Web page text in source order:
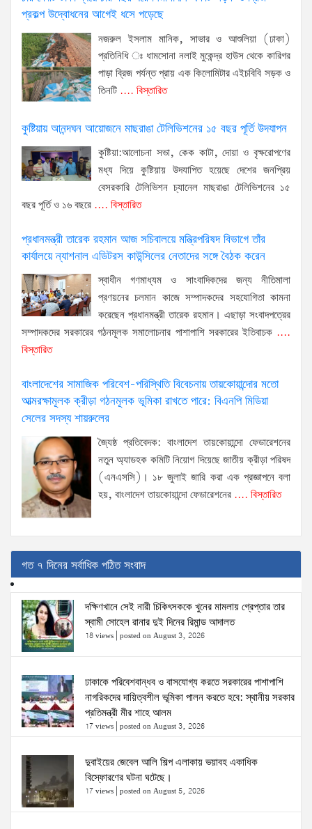
প্রকল্প উদ্বোধনের আগেই ধসে পড়েছে
নজরুল ইসলাম মানিক, সাভার ও আশুলিয়া (ঢাকা)
প্রতিনিধি ঃ ধামসোনা নলাই মুকেন্দ্র হাউস থেকে কারিগর
পাড়া ব্রিজ পর্যন্ত প্রায় এক কিলোমিটার এইচবিবি সড়ক ও
তিনটি .... বিস্তারিত
কুষ্টিয়ায় আনন্দঘন আয়োজনে মাছরাঙা টেলিভিশনের ১৫ বছর পূর্তি উদযাপন
কুষ্টিয়া:আলোচনা সভা, কেক কাটা, দোয়া ও বৃক্ষরোপণের
মধ্য দিয়ে কুষ্টিয়ায় উদযাপিত হয়েছে দেশের জনপ্রিয়
বেসরকারি টেলিভিশন চ্যানেল মাছরাঙা টেলিভিশনের ১৫
বছর পূর্তি ও ১৬ বছরে .... বিস্তারিত
প্রধানমন্ত্রী তারেক রহমান আজ সচিবালয়ে মন্ত্রিপরিষদ বিভাগে তাঁর
কার্যালয়ে ন্যাশনাল এডিটরস কাউন্সিলের নেতাদের সঙ্গে বৈঠক করেন
স্বাধীন গণমাধ্যম ও সাংবাদিকদের জন্য নীতিমালা
প্রণয়নের চলমান কাজে সম্পাদকদের সহযোগিতা কামনা
করেছেন প্রধানমন্ত্রী তারেক রহমান। এছাড়া সংবাদপত্রের
সম্পাদকদের সরকারের গঠনমূলক সমালোচনার পাশাপাশি সরকারের ইতিবাচক....
বিস্তারিত
বাংলাদেশের সামাজিক পরিবেশ-পরিস্থিতি বিবেচনায় তায়কোয়ান্দোর মতো
আত্মরক্ষামূলক ক্রীড়া গঠনমূলক ভূমিকা রাখতে পারে: বিএনপি মিডিয়া
সেলের সদস্য শায়রুলের
জ্যৈষ্ঠ প্রতিবেদক: বাংলাদেশ তায়কোয়ান্দো ফেডারেশনের
নতুন অ্যাডহক কমিটি নিয়োগ দিয়েছে জাতীয় ক্রীড়া পরিষদ
(এনএসসি)। ১৮ জুলাই জারি করা এক প্রজ্ঞাপনে বলা
হয়, বাংলাদেশ তায়কোয়ান্দো ফেডারেশনের .... বিস্তারিত
গত ৭ দিনের সর্বাধিক পঠিত সংবাদ
দক্ষিণখানে সেই নারী চিকিৎসককে খুনের মামলায় গ্রেপ্তার তার
স্বামী সোহেল রানার দুই দিনের রিমান্ড আদালত
18 views posted on August 3, 2026
ঢাকাকে পরিবেশবান্ধব ও বাসযোগ্য করতে সরকারের পাশাপাশি
নাগরিকদের দায়িত্বশীল ভূমিকা পালন করতে হবে: স্থানীয় সরকার
প্রতিমন্ত্রী মীর শাহে আলম
17 views posted on August 3, 2026
দুবাইয়ের জেবেল আলি শিল্প এলাকায় ভয়াবহ একাধিক
বিস্ফোরণের ঘটনা ঘটেছে।
17 views posted on August 5, 2026